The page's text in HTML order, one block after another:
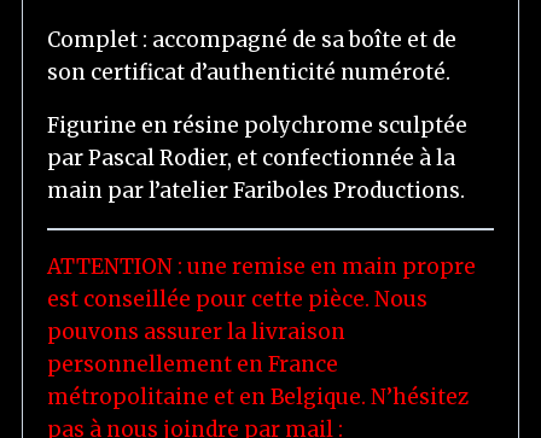
Complet : accompagné de sa boîte et de
son certificat d’authenticité numéroté.
Figurine en résine polychrome sculptée
par Pascal Rodier, et confectionnée à la
main par l’atelier Fariboles Productions.
ATTENTION : une remise en main propre
est conseillée pour cette pièce. Nous
pouvons assurer la livraison
personnellement en France
métropolitaine et en Belgique. N’hésitez
pas à nous joindre par mail :